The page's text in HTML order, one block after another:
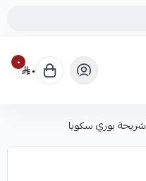
٠ ٠
شريحة بوري سكويا